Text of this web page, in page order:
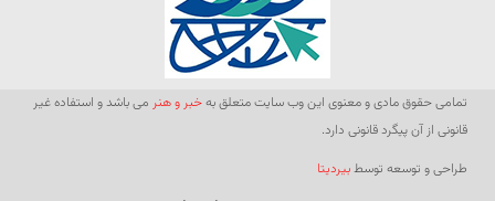
تمامی حقوق مادی و معنوی این وب سایت متعلق بهخبر و هنر می باشد و استفاده غیر
قانونی از آن پیگرد قانونی دارد.
طراحی و توسعه توسطبیردیتا